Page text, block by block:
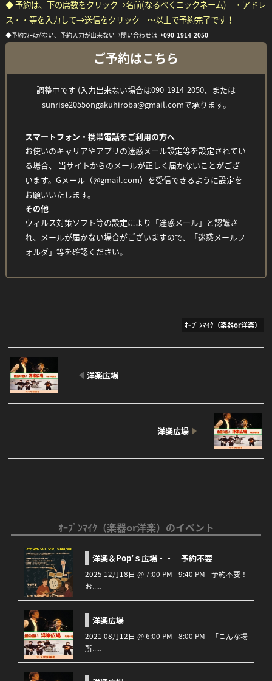
◆ 予約は、下の席数をクリック→名前(なるべくニックネーム) ・アドレ
ス・・等を入力して→送信をクリック ～以上で予約完了です！
◆予約ﾌｫｰﾑがない、予約入力が出来ない→問い合わせは→090-1914-2050
ご予約はこちら
調整中です (入力出来ない場合は090-1914-2050、または
sunrise2055ongakuhiroba@gmail.comで承ります。
スマートフォン・携帯電話をご利用の方へ
お使いのキャリアやアプリの迷惑メール設定等を設定されてい
る場合、 当サイトからのメールが正しく届かないことがござ
います。Gメール（@gmail.com）を受信できるように設定を
お願いいたします。
その他
ウィルス対策ソフト等の設定により「迷惑メール」と認識さ
れ、メールが届かない場合がございますので、「迷惑メールフ
ォルダ」等を確認ください。
Facebook
Twitter
Line
ｵｰﾌﾟﾝﾏｲｸ（楽器or洋楽）
洋楽広場
洋楽広場
ｵｰﾌﾟﾝﾏｲｸ（楽器or洋楽）のイベント
洋楽＆Pop’ｓ広場・・ 予約不要
2025 12月18日 @ 7:00 PM - 9:40 PM - 予約不要！
お.....
洋楽広場
2021 08月12日 @ 6:00 PM - 8:00 PM - 「こんな場
所.....